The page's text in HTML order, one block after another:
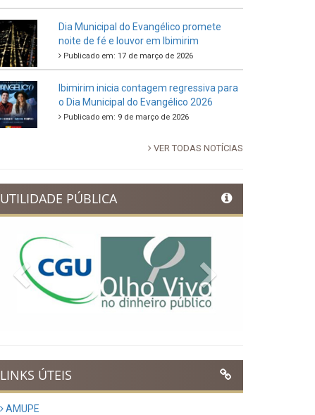
Dia Municipal do Evangélico promete
noite de fé e louvor em Ibimirim
Publicado em: 17 de março de 2026
Ibimirim inicia contagem regressiva para
o Dia Municipal do Evangélico 2026
Publicado em: 9 de março de 2026
VER TODAS NOTÍCIAS
UTILIDADE PÚBLICA
Previous
LINKS ÚTEIS
AMUPE